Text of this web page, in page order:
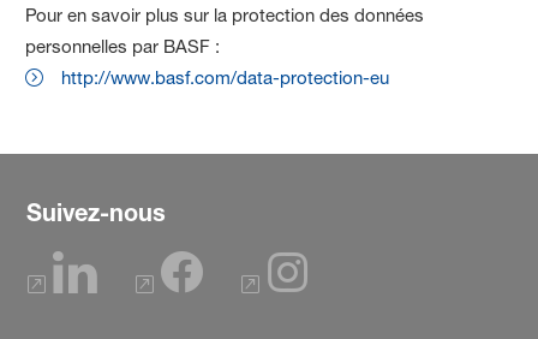
Pour en savoir plus sur la protection des données
personnelles par BASF :
http://www.basf.com/data-protection-eu
Suivez-nous